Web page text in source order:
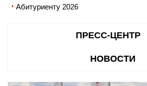
Абитуриенту 2026
ПРЕСС-ЦЕНТР
НОВОСТИ